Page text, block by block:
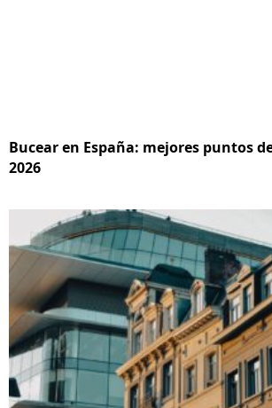
Bucear en España: mejores puntos
2026